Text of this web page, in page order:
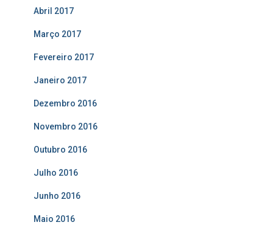
Abril 2017
Março 2017
Fevereiro 2017
Janeiro 2017
Dezembro 2016
Novembro 2016
Outubro 2016
Julho 2016
Junho 2016
Maio 2016